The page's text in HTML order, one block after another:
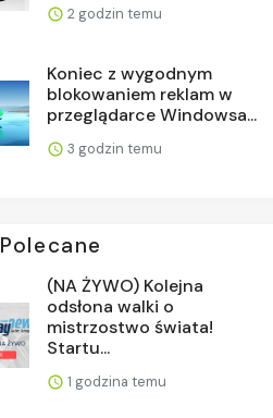
2 godzin temu
Koniec z wygodnym
blokowaniem reklam w
przeglądarce Windowsa...
3 godzin temu
Polecane
(NA ŻYWO) Kolejna
odsłona walki o
mistrzostwo świata!
Startu...
1 godzina temu